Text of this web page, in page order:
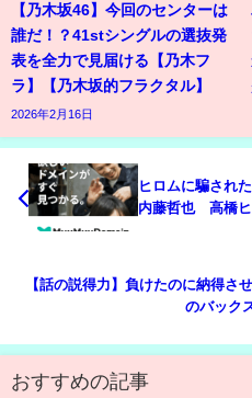
【乃木坂46】今回のセンターは
誰だ！？41stシングルの選抜発
表を全力で見届ける【乃木フ
ラ】【乃木坂的フラクタル】
2026年2月16日
ヒロムに騙され
内藤哲也 高橋ヒ
【話の説得力】負けたのに納得さ
のバック
おすすめの記事